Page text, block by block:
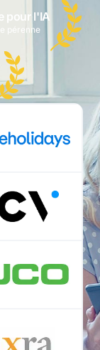
pour l'IA
pérenne